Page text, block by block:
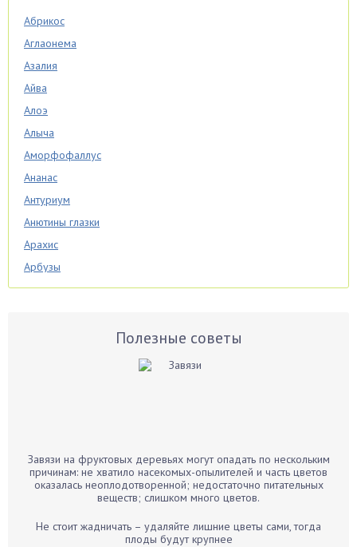
Абрикос
Аглаонема
Азалия
Айва
Алоэ
Алыча
Аморфофаллус
Ананас
Антуриум
Анютины глазки
Арахис
Арбузы
Аспарагус
Бархатцы
Бегония
Бирючина
Полезные советы
Завязи на фруктовых деревьях могут опадать по нескольким
причинам: не хватило насекомых-опылителей и часть цветов
оказалась неоплодотворенной; недостаточно питательных
веществ; слишком много цветов.
Не стоит жадничать – удаляйте лишние цветы сами, тогда
плоды будут крупнее